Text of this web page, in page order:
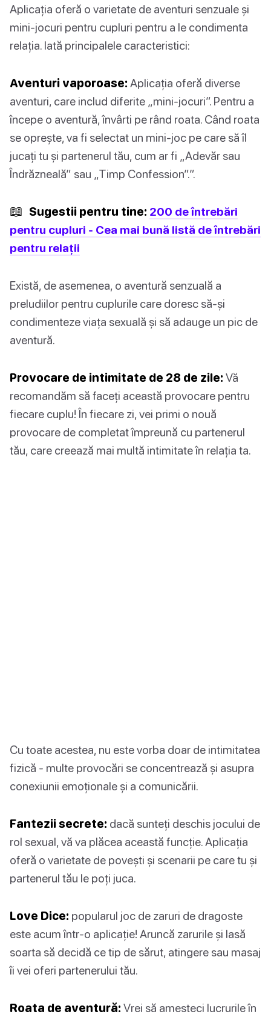
Aplicația oferă o varietate de aventuri senzuale și
mini-jocuri pentru cupluri pentru a le condimenta
relația. Iată principalele caracteristici:
Aventuri vaporoase: Aplicația oferă diverse
aventuri, care includ diferite „mini-jocuri”. Pentru a
începe o aventură, învârti pe rând roata. Când roata
se oprește, va fi selectat un mini-joc pe care să îl
jucați tu și partenerul tău, cum ar fi „Adevăr sau
Îndrăzneală” sau „Timp Confession”.”.
📖 Sugestii pentru tine: 200 de întrebări
pentru cupluri - Cea mai bună listă de întrebări
pentru relații
Există, de asemenea, o aventură senzuală a
preludiilor pentru cuplurile care doresc să-și
condimenteze viața sexuală și să adauge un pic de
aventură.
Provocare de intimitate de 28 de zile: Vă
recomandăm să faceți această provocare pentru
fiecare cuplu! În fiecare zi, vei primi o nouă
provocare de completat împreună cu partenerul
tău, care creează mai multă intimitate în relația ta.
Cu toate acestea, nu este vorba doar de intimitatea
fizică - multe provocări se concentrează și asupra
conexiunii emoționale și a comunicării.
Fantezii secrete: dacă sunteți deschis jocului de
rol sexual, vă va plăcea această funcție. Aplicația
oferă o varietate de povești și scenarii pe care tu și
partenerul tău le poți juca.
Love Dice: popularul joc de zaruri de dragoste
este acum într-o aplicație! Aruncă zarurile și lasă
soarta să decidă ce tip de sărut, atingere sau masaj
îi vei oferi partenerului tău.
Roata de aventură: Vrei să amesteci lucrurile în